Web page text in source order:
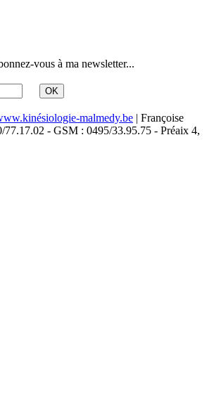
vous à ma newsletter...
malmedy.be | Françoise
77.17.02 - GSM : 0495/33.95.75 - Préaix 4,